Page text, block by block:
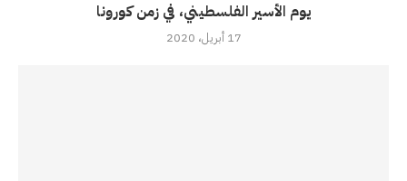
يوم الأسير الفلسطيني، في زمن كورونا
17 أبريل، 2020